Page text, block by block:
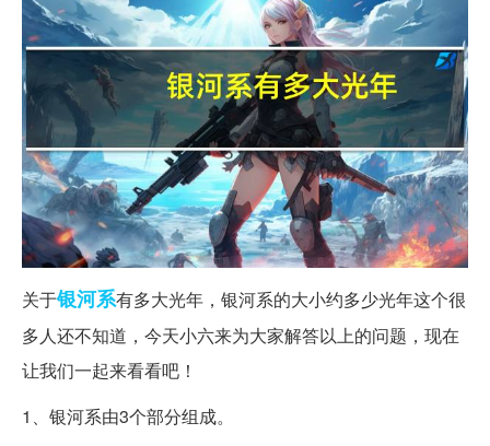
关于银河系有多大光年，银河系的大小约多少光年这个很
多人还不知道，今天小六来为大家解答以上的问题，现在
让我们一起来看看吧！
1、银河系由3个部分组成。